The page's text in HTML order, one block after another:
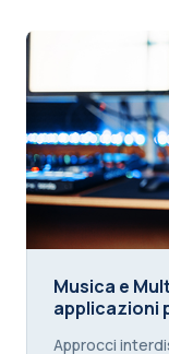
Musica e
Musica e
applicazioni
Course
Approcci